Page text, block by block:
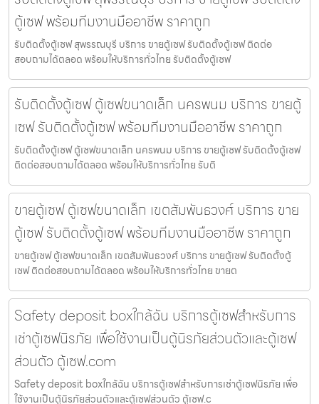
ตู้เซฟ พร้อมทีมงานมืออาชีพ ราคาถูก
รับติดตั้งตู้เซฟ สุพรรณบุรี บริการ ขายตู้เซฟ รับติดตั้งตู้เซฟ ติดต่อ
สอบถามได้ตลอด พร้อมให้บริการทั่วไทย รับติดตั้งตู้เซฟ
รับติดตั้งตู้เซฟ ตู้เซฟขนาดเล็ก นครพนม บริการ ขายตู้
เซฟ รับติดตั้งตู้เซฟ พร้อมทีมงานมืออาชีพ ราคาถูก
รับติดตั้งตู้เซฟ ตู้เซฟขนาดเล็ก นครพนม บริการ ขายตู้เซฟ รับติดตั้งตู้เซฟ
ติดต่อสอบถามได้ตลอด พร้อมให้บริการทั่วไทย รับติ
ขายตู้เซฟ ตู้เซฟขนาดเล็ก เขตสัมพันธวงศ์ บริการ ขาย
ตู้เซฟ รับติดตั้งตู้เซฟ พร้อมทีมงานมืออาชีพ ราคาถูก
ขายตู้เซฟ ตู้เซฟขนาดเล็ก เขตสัมพันธวงศ์ บริการ ขายตู้เซฟ รับติดตั้งตู้
เซฟ ติดต่อสอบถามได้ตลอด พร้อมให้บริการทั่วไทย ขายต
Safety deposit boxใกล้ฉัน บริการตู้เซฟสำหรับการ
เช่าตู้เซฟนิรภัย เพื่อใช้งานเป็นตู้นิรภัยส่วนตัวและตู้เซฟ
ส่วนตัว ตู้เซฟ.com
Safety deposit boxใกล้ฉัน บริการตู้เซฟสำหรับการเช่าตู้เซฟนิรภัย เพื่อ
ใช้งานเป็นตู้นิรภัยส่วนตัวและตู้เซฟส่วนตัว ตู้เซฟ.c